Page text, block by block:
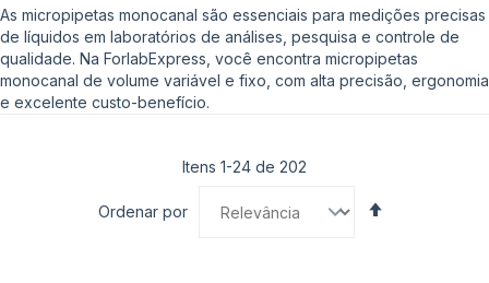
As micropipetas monocanal são essenciais para medições precisas
de líquidos em laboratórios de análises, pesquisa e controle de
qualidade. Na ForlabExpress, você encontra micropipetas
monocanal de volume variável e fixo, com alta precisão, ergonomia
e excelente custo-benefício.
Itens 1-24 de 202
Ordenar por